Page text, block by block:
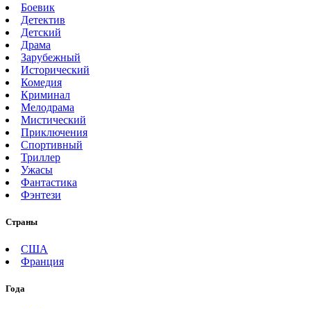
Боевик
Детектив
Детский
Драма
Зарубежный
Исторический
Комедия
Криминал
Мелодрама
Мистический
Приключения
Спортивный
Триллер
Ужасы
Фантастика
Фэнтези
Страны
США
Франция
Года